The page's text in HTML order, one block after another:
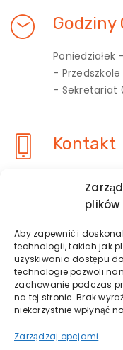
Aby zapewnić i
technologii, takich jak
uzyskiwania dostępu
technologie pozwoli
zachowanie podczas
na tej stronie. Brak
niekorzystnie wpłynąć
Zarządzaj opcjami
Godziny
Poniedziałek
-
- Sekretariat
Kontakt
Konto: 67